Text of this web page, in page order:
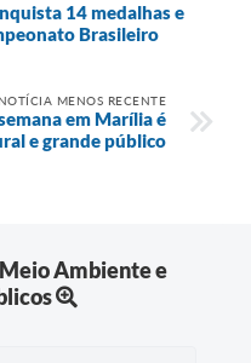
14 medalhas e
Brasileiro
NOTÍCIA MENOS RECENTE
em Marília é
e grande público
Meio Ambiente e